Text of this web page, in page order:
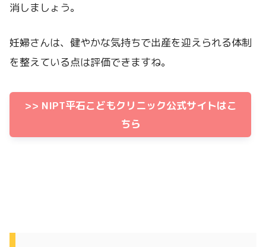
消しましょう。
妊婦さんは、健やかな気持ちで出産を迎えられる体制
を整えている点は評価できますね。
>> NIPT平石こどもクリニック公式サイトはこ
ちら